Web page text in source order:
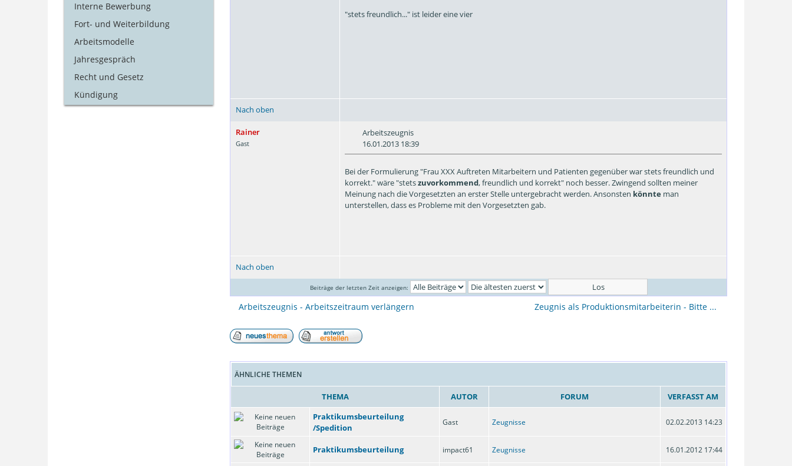
"stets freundlich..." ist leider eine vier
Nach oben
Rainer
Gast
Arbeitszeugnis
16.01.2013 18:39
Bei der Formulierung "Frau XXX Auftreten Mitarbeitern und Patienten gegenüber war stets freundlich und
korrekt." wäre "stetszuvorkommend, freundlich und korrekt" noch besser. Zwingend sollten meiner
Meinung nach die Vorgesetzten an erster Stelle untergebracht werden. Ansonsten könnte man
unterstellen, dass es Probleme mit den Vorgesetzten gab.
Nach oben
Beiträge der letzten Zeit anzeigen:
Arbeitszeugnis - Arbeitszeitraum verlängern Zeugnis als Produktionsmitarbeiterin - Bitte ...
ÄHNLICHE THEMEN
THEMA AUTOR FORUM
VERFASST AM
Praktikumsbeurteilung
/Spedition
Gast Zeugnisse 02.02.2013 14:23
Praktikumsbeurteilung impact61 Zeugnisse 16.01.2012 17:44
Interne Bewerbung
Fort- und Weiterbildung
Arbeitsmodelle
Jahresgespräch
Recht und Gesetz
Kündigung